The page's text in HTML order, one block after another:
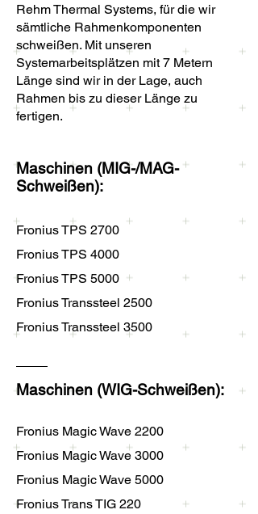
Rehm Thermal Systems, für die wir
sämtliche Rahmenkomponenten
schweißen. Mit unseren
Systemarbeitsplätzen mit 7 Metern
Länge sind wir in der Lage, auch
Rahmen bis zu dieser Länge zu
fertigen.
Maschinen (MIG-/MAG-
Schweißen):
Fronius TPS 2700
Fronius TPS 4000
Fronius TPS 5000
Fronius Transsteel 2500
Fronius Transsteel 3500
Maschinen (WIG-Schweißen):
Fronius Magic Wave 2200
Fronius Magic Wave 3000
Fronius Magic Wave 5000
Fronius Trans TIG 220